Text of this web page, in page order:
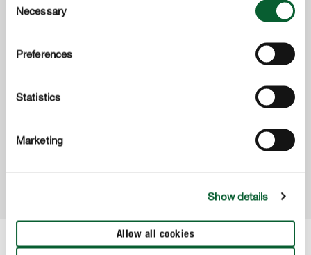
Selection
Necessary
Preferences
Statistics
Marketing
Show details
Allow all cookies
Protection des plantes